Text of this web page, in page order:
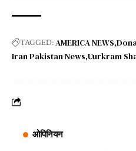
TAGGED:AMERICA NEWS
Iran Pakistan News Uurkram
ओपिनियन